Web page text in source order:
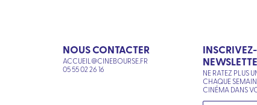
NOUS CONTACTER
ACCUEIL@CINEBOURSE.FR
05 55 02 26 16
NE RATEZ PLUS
CHAQUE
CINÉMA DANS